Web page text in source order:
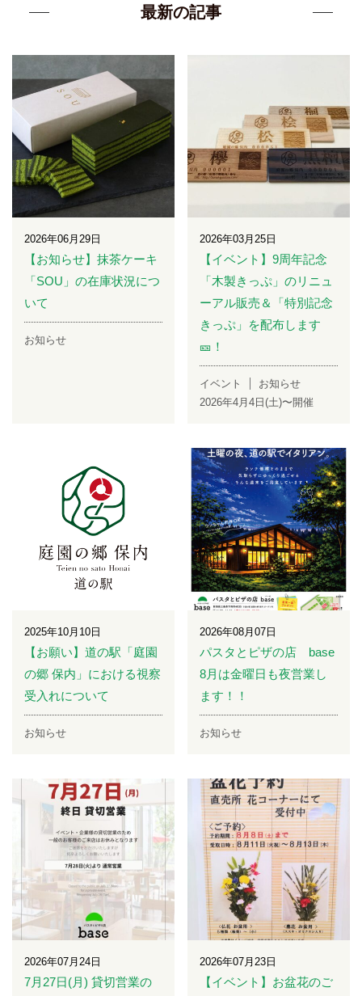
最新の記事
2026年06月29日
【お知らせ】抹茶ケーキ
「SOU」の在庫状況につ
いて
お知らせ
2026年03月25日
【イベント】9周年記念
「木製きっぷ」のリニュ
ーアル販売＆「特別記念
きっぷ」を配布します
🎫！
イベント
お知らせ
2026年4月4日(土)〜開催
2025年10月10日
【お願い】道の駅「庭園
の郷 保内」における視察
受入れについて
お知らせ
2026年08月07日
パスタとピザの店 base
8月は金曜日も夜営業し
ます！！
お知らせ
2026年07月24日
7月27日(月) 貸切営業の
2026年07月23日
【イベント】お盆花のご